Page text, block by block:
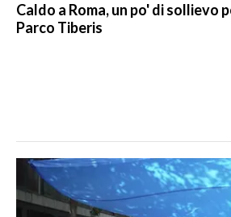
Caldo a Roma, un po' di sollievo
Parco Tiberis